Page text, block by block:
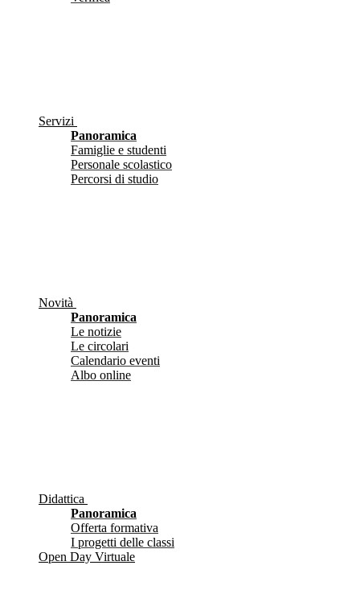
Servizi
Panoramica
Famiglie e studenti
Personale scolastico
Percorsi di studio
Novità
Panoramica
Le notizie
Le circolari
Calendario eventi
Albo online
Didattica
Panoramica
Offerta formativa
I progetti delle classi
Open Day Virtuale